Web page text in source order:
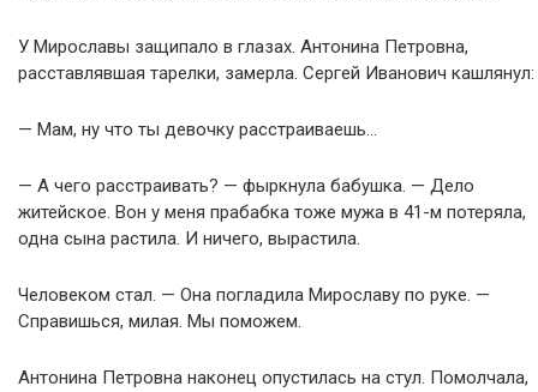
У Мирославы защипало в глазах. Антонина Петровна,
расставлявшая тарелки, замерла. Сергей Иванович кашлянул:
— Мам, ну что ты девочку расстраиваешь…
— А чего расстраивать? — фыркнула бабушка. — Дело
житейское. Вон у меня прабабка тоже мужа в 41-м потеряла,
одна сына растила. И ничего, вырастила.
Человеком стал. — Она погладила Мирославу по руке. —
Справишься, милая. Мы поможем.
Антонина Петровна наконец опустилась на стул. Помолчала,